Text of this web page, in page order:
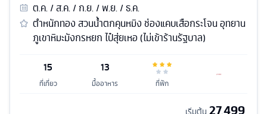
ต.ค. / ส.ค. / ก.ย. / พ.ย. / ธ.ค.
ตำหนักทอง สวนน้ำตกคุนหมิง ช่องแคบเสือกระโจน อุทยาน
ภูเขาหิมะมังกรหยก ไป๋สุ่ยเหอ (ไม่เข้าร้านรัฐบาล)
15
ที่เที่ยว
13
มื้ออาหาร ที่พัก